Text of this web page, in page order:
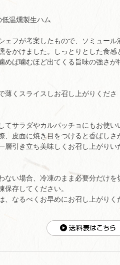
温燻製生ハム
ェフが考案したもので、ソミュール
をかけました。しっとりとした食感
めば噛むほど出てくる旨味の強さが
薄くスライスしお召し上がりくださ
てサラダやカルパッチョにもお使い
、皮面に焼き目をつけると香ばしさ
層引き立ち美味しくお召し上がりい
ない場合、冷凍のまま必要分だけを
保存してください。
、なるべくお早めにお召し上がりく